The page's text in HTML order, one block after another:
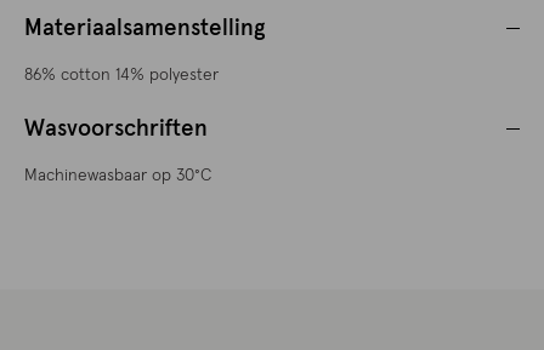
Materiaalsamenstelling
86% cotton 14% polyester
Wasvoorschriften
Machinewasbaar op 30°C